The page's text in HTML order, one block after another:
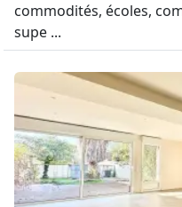
commodités, écoles,
supe ...